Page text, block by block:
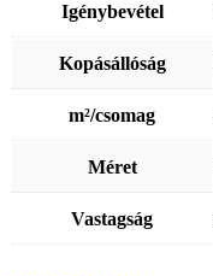
Igénybevétel
Kopásállóság
m²/csomag
Méret
Vastagság